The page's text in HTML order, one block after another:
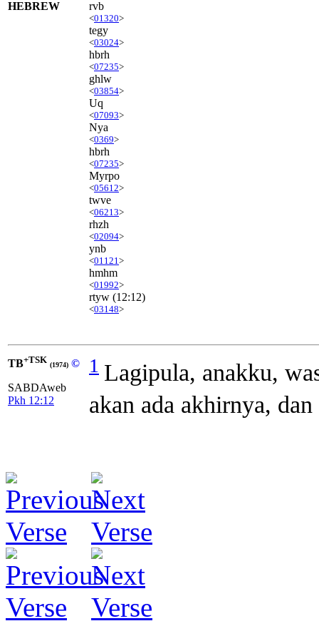
HEBREW rvb
<01320>
tegy
<03024>
hbrh
<07235>
ghlw
<03854>
Uq
<07093>
Nya
<0369>
hbrh
<07235>
Myrpo
<05612>
twve
<06213>
rhzh
<02094>
ynb
<01121 >
hmhm
<01992>
rtyw (12:12)
<03148>
TB+TSK (1974) ©
SABDAweb
Pkh 12:12
1 Lagipula, anakku,
akan ada akhirnya,